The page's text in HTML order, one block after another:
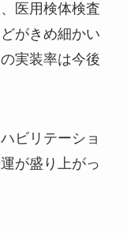
医用検体検査
がきめ細かい
実装率は今後
ビリテーショ
が盛り上がっ